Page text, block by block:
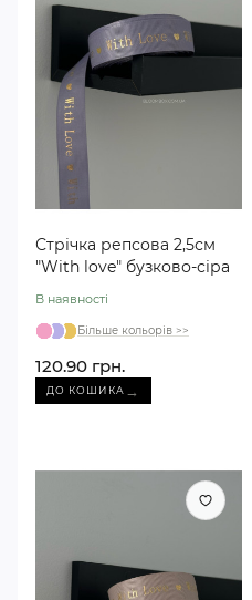
Стрічка репсова 2,5см
"With love" бузково-сіра
В наявності
Більше кольорів >>
120.90 грн.
ДО КОШИКА →